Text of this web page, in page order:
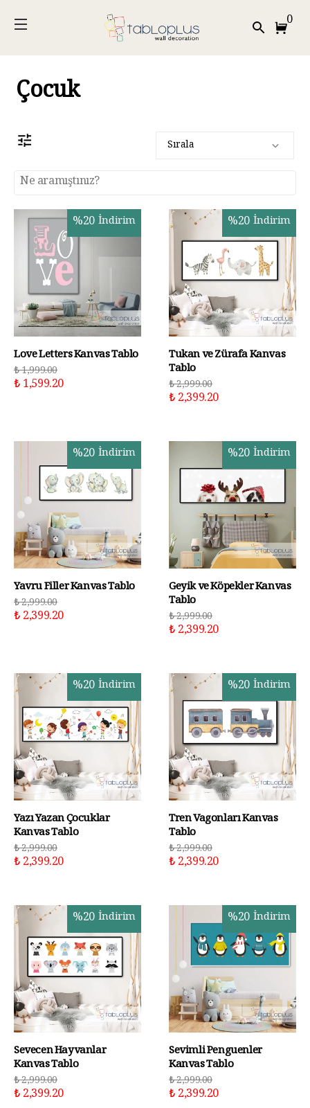
0
Çocuk
Sırala
%20 İndirim
Love Letters Kanvas Tablo
₺ 1,999.00
₺ 1,599.20
%20 İndirim
Tukan ve Zürafa Kanvas
Tablo
₺ 2,999.00
₺ 2,399.20
%20 İndirim
Yavru Filler Kanvas Tablo
₺ 2,999.00
₺ 2,399.20
%20 İndirim
Geyik ve Köpekler Kanvas
Tablo
₺ 2,999.00
₺ 2,399.20
%20 İndirim
Yazı Yazan Çocuklar
Kanvas Tablo
₺ 2,999.00
₺ 2,399.20
%20 İndirim
Tren Vagonları Kanvas
Tablo
₺ 2,999.00
₺ 2,399.20
%20 İndirim
Sevecen Hayvanlar
Kanvas Tablo
₺ 2,999.00
₺ 2,399.20
%20 İndirim
Sevimli Penguenler
Kanvas Tablo
₺ 2,999.00
₺ 2,399.20